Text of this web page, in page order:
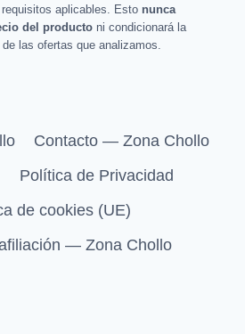
aplicables. Esto nunca
del producto ni condicionará la
las ofertas que analizamos.
Contacto — Zona Chollo
Política de Privacidad
de cookies (UE)
— Zona Chollo